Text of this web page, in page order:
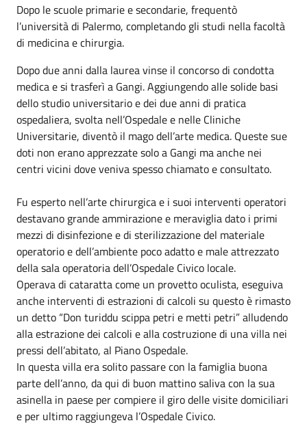
Dopo le scuole primarie e secondarie, frequentò
l’università di Palermo, completando gli studi nella facoltà
di medicina e chirurgia.
Dopo due anni dalla laurea vinse il concorso di condotta
medica e si trasferì a Gangi. Aggiungendo alle solide basi
dello studio universitario e dei due anni di pratica
ospedaliera, svolta nell’Ospedale e nelle Cliniche
Universitarie, diventò il mago dell’arte medica. Queste sue
doti non erano apprezzate solo a Gangi ma anche nei
centri vicini dove veniva spesso chiamato e consultato.
Fu esperto nell’arte chirurgica e i suoi interventi operatori
destavano grande ammirazione e meraviglia dato i primi
mezzi di disinfezione e di sterilizzazione del materiale
operatorio e dell’ambiente poco adatto e male attrezzato
della sala operatoria dell’Ospedale Civico locale.
Operava di cataratta come un provetto oculista, eseguiva
anche interventi di estrazioni di calcoli su questo è rimasto
un detto “Don turiddu scippa petri e metti petri” alludendo
alla estrazione dei calcoli e alla costruzione di una villa nei
pressi dell’abitato, al Piano Ospedale.
In questa villa era solito passare con la famiglia buona
parte dell’anno, da qui di buon mattino saliva con la sua
asinella in paese per compiere il giro delle visite domiciliari
e per ultimo raggiungeva l’Ospedale Civico.